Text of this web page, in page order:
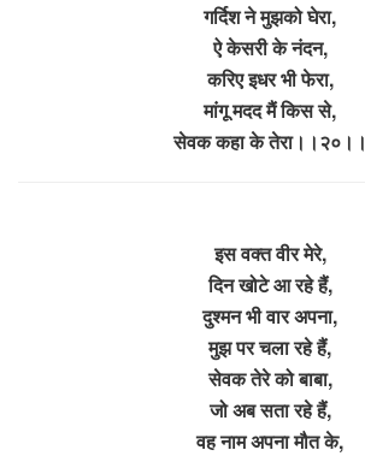
गर्दिश ने मुझको घेरा,
ऐ केसरी के नंदन,
करिए इधर भी फेरा,
मांगू मदद मैं किस से,
सेवक कहा के तेरा।।२०।।
इस वक्त वीर मेरे,
दिन खोटे आ रहे हैं,
दुश्मन भी वार अपना,
मुझ पर चला रहे हैं,
सेवक तेरे को बाबा,
जो अब सता रहे हैं,
वह नाम अपना मौत के,